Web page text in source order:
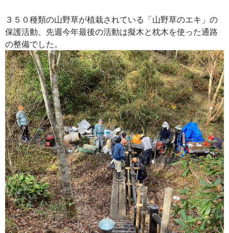
３５０種類の山野草が植栽されている「山野草のエキ」の
保護活動、先週今年最後の活動は擬木と枕木を使った通路
の整備でした。